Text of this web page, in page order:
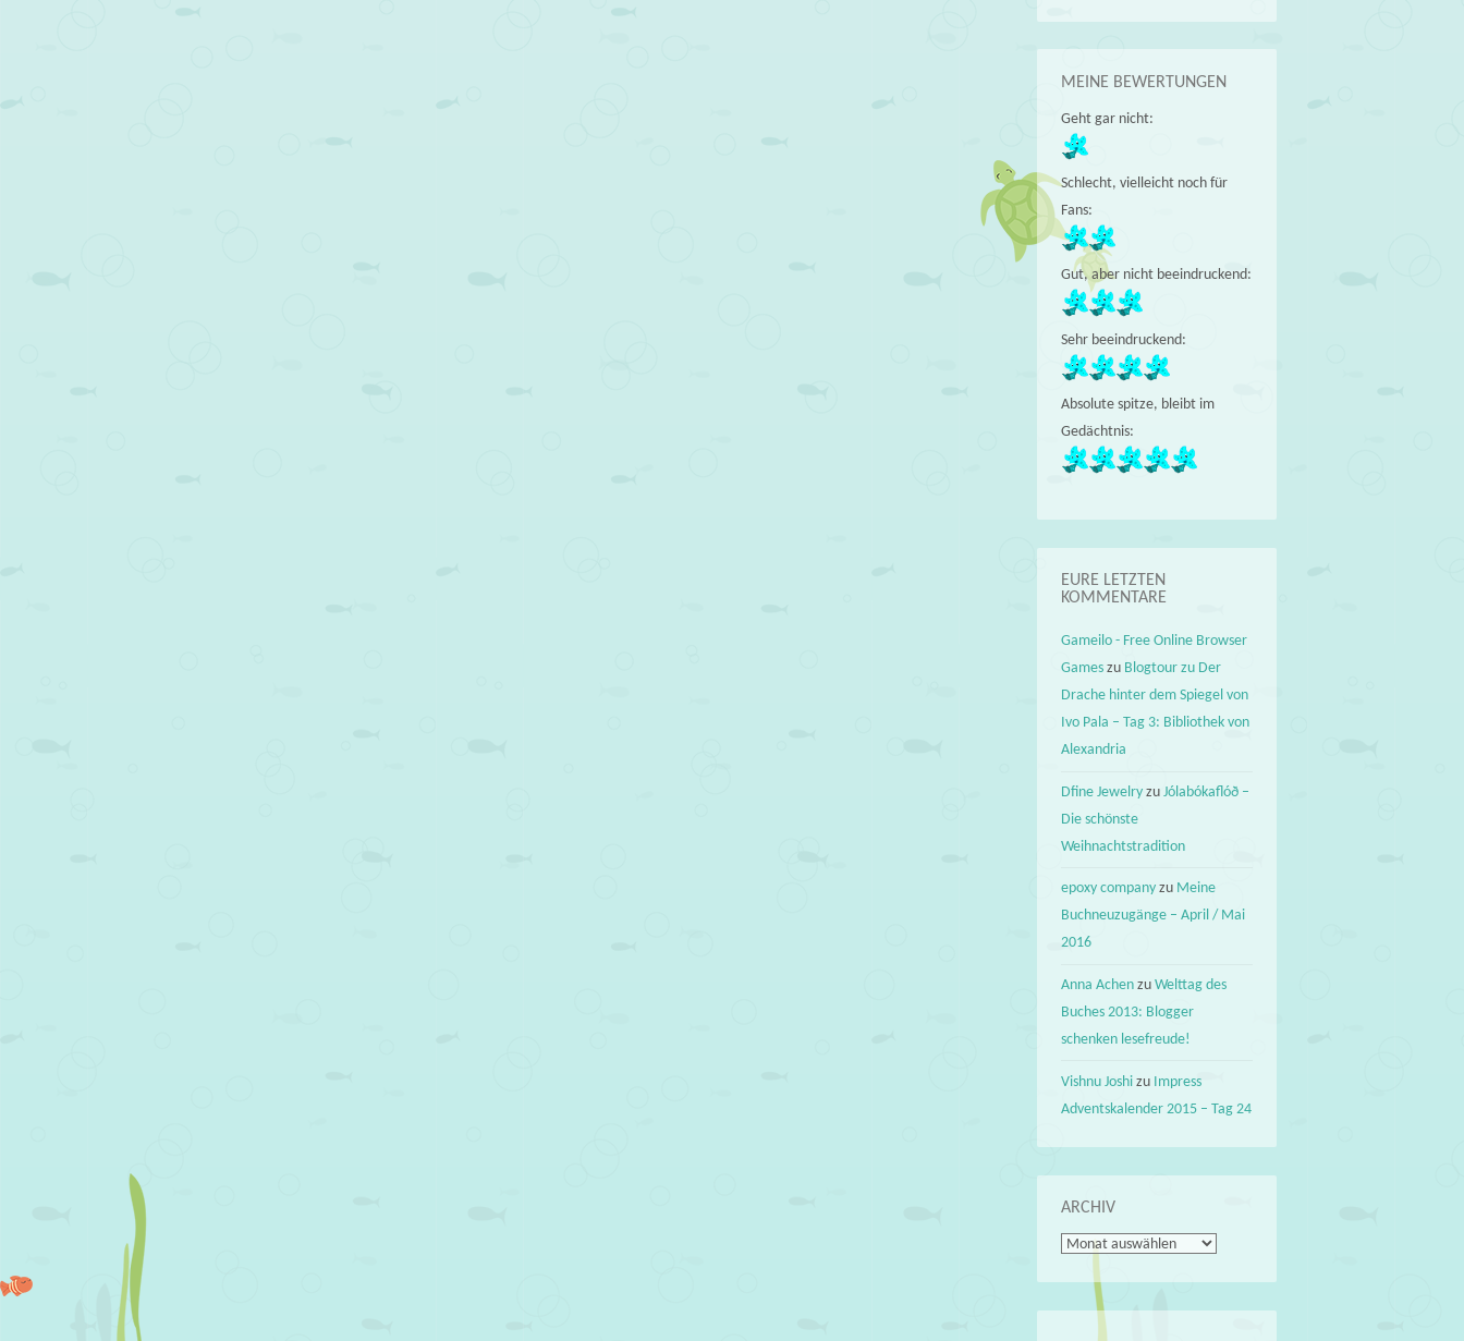
MEINE BEWERTUNGEN
Geht gar nicht:
Schlecht, vielleicht noch für
Fans:
Gut, aber nicht beeindruckend:
Sehr beeindruckend:
Absolute spitze, bleibt im
Gedächtnis:
EURE LETZTEN
KOMMENTARE
Gameilo - Free Online Browser
Games zu Blogtour zu Der
Drache hinter dem Spiegel von
Ivo Pala – Tag 3: Bibliothek von
Alexandria
Dfine Jewelry zuJólabókaflóð –
Die schönste
Weihnachtstradition
epoxy company zu Meine
Buchneuzugänge – April / Mai
2016
Anna Achen zuWelttag des
Buches 2013: Blogger
schenken lesefreude!
Vishnu Joshi zu Impress
Adventskalender 2015 – Tag 24
ARCHIV
Archiv